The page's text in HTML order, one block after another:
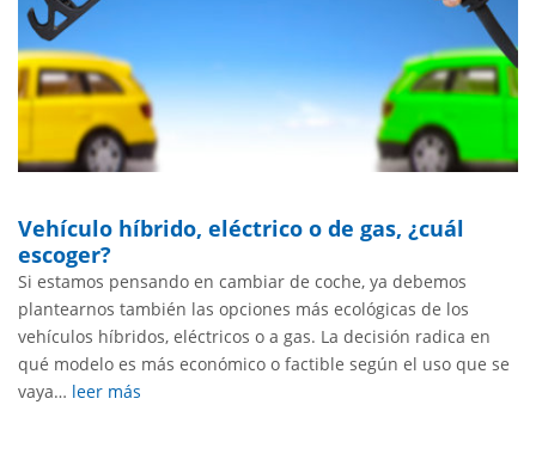
Vehículo híbrido, eléctrico o de gas, ¿cuál
escoger?
Si estamos pensando en cambiar de coche, ya debemos
plantearnos también las opciones más ecológicas de los
vehículos híbridos, eléctricos o a gas. La decisión radica en
qué modelo es más económico o factible según el uso que se
vaya… leer más